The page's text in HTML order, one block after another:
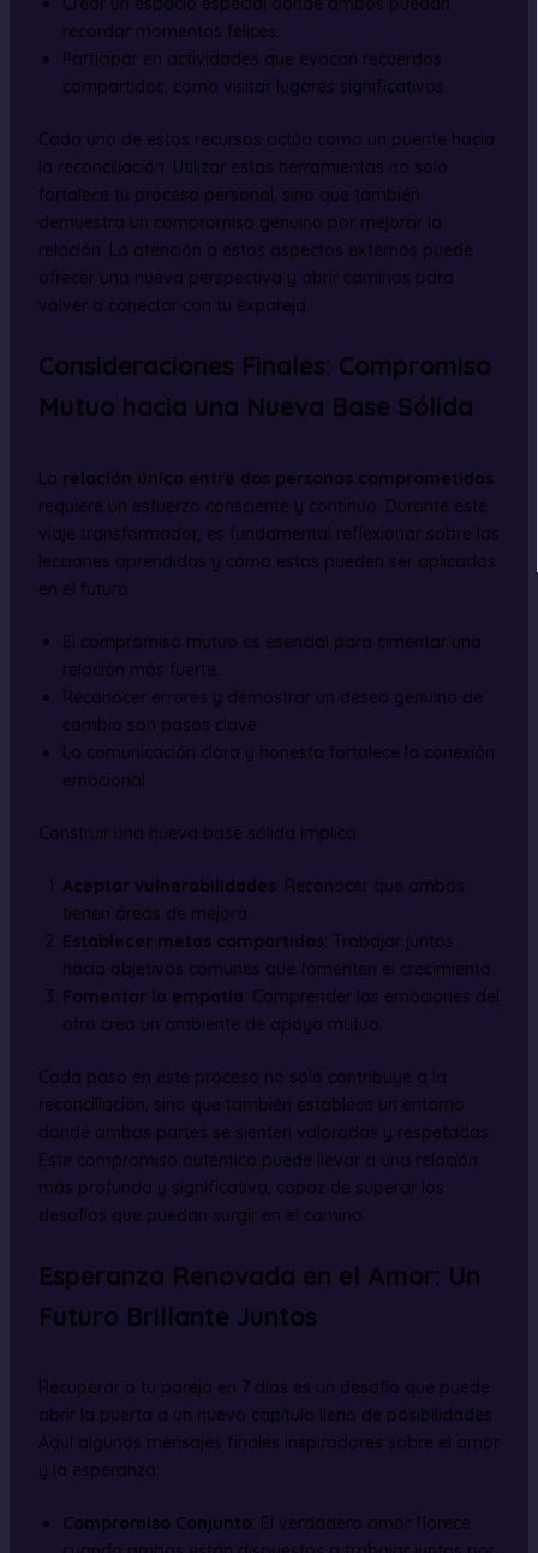
recordar momentos felices.
Participar en actividades que evocan recuerdos
compartidos, como visitar lugares significativos.
Cada uno de estos recursos actúa como un puente hacia
la reconciliación. Utilizar estas herramientas no solo
fortalece tu proceso personal, sino que también
demuestra un compromiso genuino por mejorar la
relación. La atención a estos aspectos externos puede
ofrecer una nueva perspectiva y abrir caminos para
volver a conectar con tu expareja.
Consideraciones Finales: Compromiso
Mutuo hacia una Nueva Base Sólida
La relación única entre dos personas comprometidas
requiere un esfuerzo consciente y continuo. Durante este
viaje transformador, es fundamental reflexionar sobre las
lecciones aprendidas y cómo estas pueden ser aplicadas
en el futuro.
El compromiso mutuo es esencial para cimentar una
relación más fuerte.
Reconocer errores y demostrar un deseo genuino de
cambio son pasos clave.
La comunicación clara y honesta fortalece la conexión
emocional.
Construir una nueva base sólida implica:
Aceptar vulnerabilidades: Reconocer que ambos
tienen áreas de mejora.
Establecer metas compartidas: Trabajar juntos
hacia objetivos comunes que fomenten el crecimiento.
Fomentar la empatía: Comprender las emociones del
otro crea un ambiente de apoyo mutuo.
Cada paso en este proceso no solo contribuye a la
reconciliación, sino que también establece un entorno
donde ambas partes se sienten valoradas y respetadas.
Este compromiso auténtico puede llevar a una relación
más profunda y significativa, capaz de superar los
desafíos que puedan surgir en el camino.
Esperanza Renovada en el Amor: Un
Futuro Brillante Juntos
Recuperar a tu pareja en 7 días es un desafío que puede
abrir la puerta a un nuevo capítulo lleno de posibilidades.
Aquí algunos mensajes finales inspiradores sobre el amor
y la esperanza:
Compromiso Conjunto: El verdadero amor florece